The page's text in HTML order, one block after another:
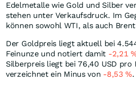
Edelmetalle wie Gold und Silber
stehen unter Verkaufsdruck. Im
können sowohl WTI, als auch
Der Goldpreis liegt aktuell bei
Feinunze und notiert damit -2,21
Silberpreis liegt bei 76,40 USD pro
verzeichnet ein Minus von -8,53%.